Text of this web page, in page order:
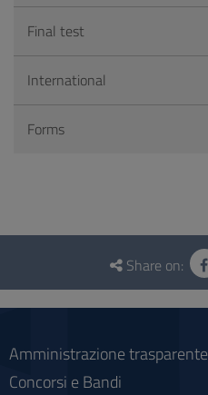
Final test
International
Forms
Questionnaire
social
Share on:
Amministrazione trasparente
Concorsi e Bandi